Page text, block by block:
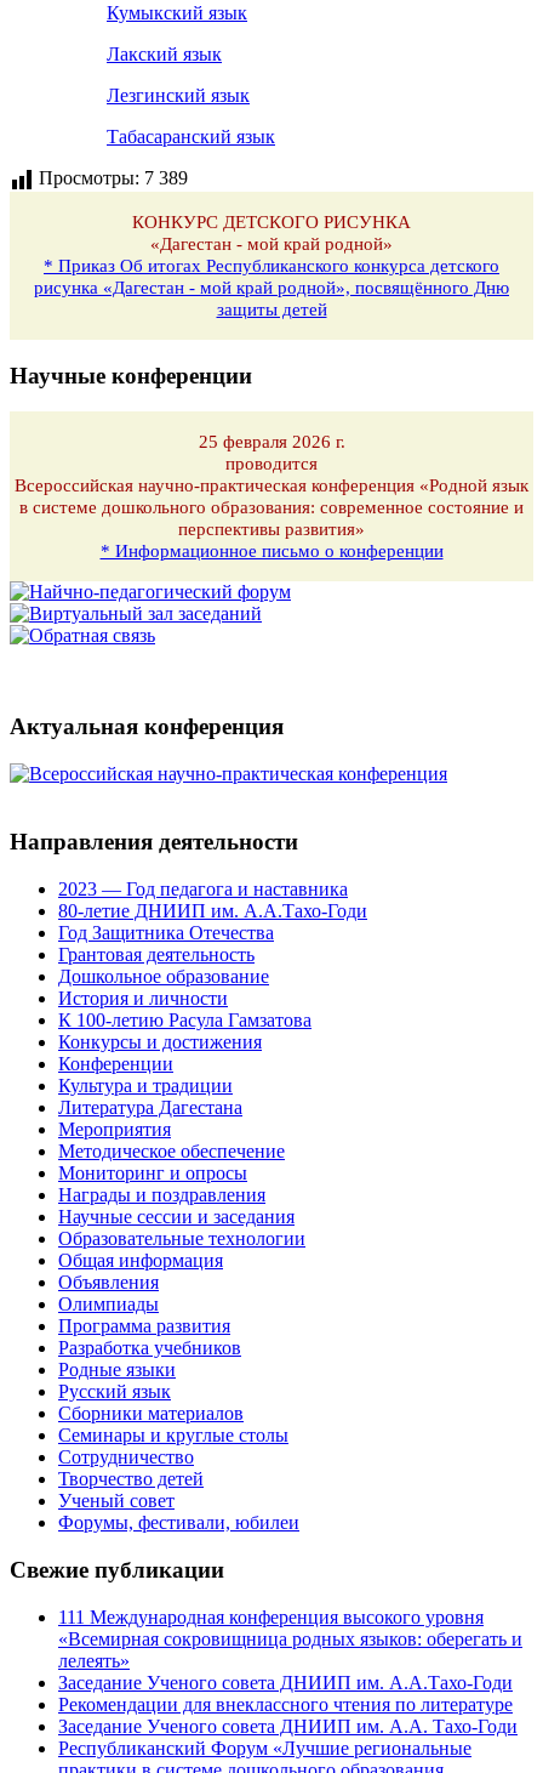
Кумыкский язык
Лакский язык
Лезгинский язык
Табасаранский язык
Просмотры: 7 389
КОНКУРС ДЕТСКОГО РИСУНКА
«Дагестан - мой край родной»
* Приказ Об итогах Республиканского конкурса детского
рисунка «Дагестан - мой край родной», посвящённого Дню
защиты детей
Научные конференции
25 февраля 2026 г.
проводится
Всероссийская научно-практическая конференция «Родной язык
в системе дошкольного образования: современное состояние и
перспективы развития»
* Информационное письмо о конференции
Актуальная конференция
Направления деятельности
2023 — Год педагога и наставника
80-летие ДНИИП им. А.А.Тахо-Годи
Год Защитника Отечества
Грантовая деятельность
Дошкольное образование
История и личности
К 100-летию Расула Гамзатова
Конкурсы и достижения
Конференции
Культура и традиции
Литература Дагестана
Мероприятия
Методическое обеспечение
Мониторинг и опросы
Награды и поздравления
Научные сессии и заседания
Образовательные технологии
Общая информация
Объявления
Олимпиады
Программа развития
Разработка учебников
Родные языки
Русский язык
Сборники материалов
Семинары и круглые столы
Сотрудничество
Творчество детей
Ученый совет
Форумы, фестивали, юбилеи
Свежие публикации
111 Международная конференция высокого уровня
«Всемирная сокровищница родных языков: оберегать и
лелеять»
Заседание Ученого совета ДНИИП им. А.А.Тахо-Годи
Рекомендации для внеклассного чтения по литературе
Заседание Ученого совета ДНИИП им. А.А. Тахо-Годи
Республиканский Форум «Лучшие региональные